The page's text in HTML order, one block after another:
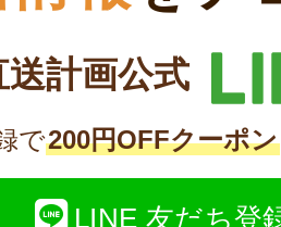
送計画公式
で200円OFFクーポン
LINE 友だち登